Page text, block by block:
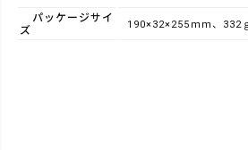
パッケージサイ
ズ
190×32×255ｍｍ、332